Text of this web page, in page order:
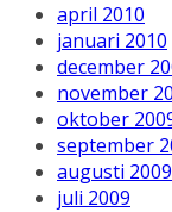
april 2010
januari 2010
december
november
oktober
september
augusti 2009
juli 2009